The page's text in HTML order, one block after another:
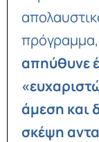
πρόγραμμα,
απηύθυνε
άμεση και
σκέψη